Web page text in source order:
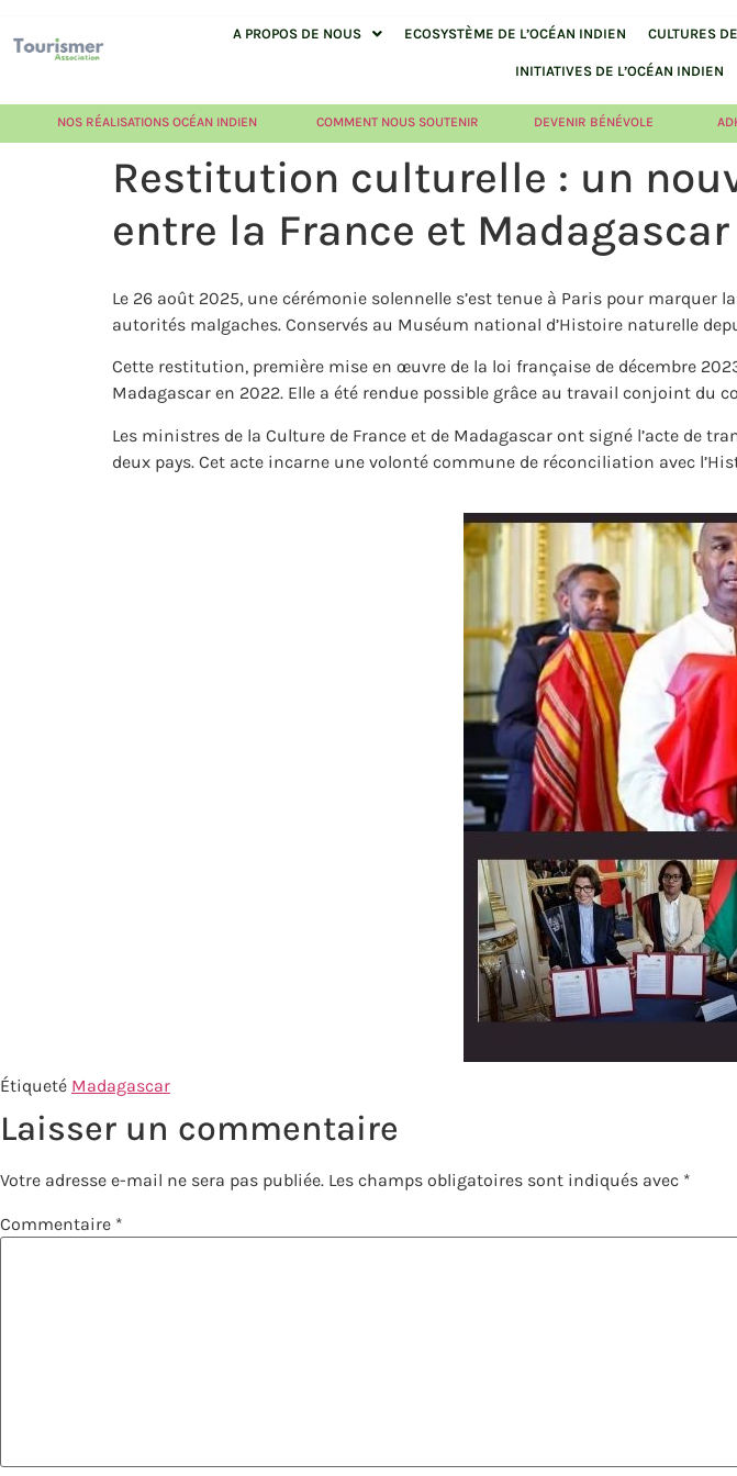
A PROPOS DE NOUS ECOSYSTÈME DE L’OCÉAN INDIEN CULTURES
INITIATIVES DE L’OCÉAN INDIEN
NOS RÉALISATIONS OCÉAN INDIEN COMMENT NOUS SOUTENIR DEVENIR BÉNÉVOLE
Restitution culturelle : un
entre la France et Madagascar
Le 26 août 2025, une cérémonie solennelle s’est tenue à Paris pour
autorités malgaches. Conservés au Muséum national d’Histoire naturelle
Cette restitution, première mise en œuvre de la loi française de décembre
Madagascar en 2022. Elle a été rendue possible grâce au travail conjoint du
Les ministres de la Culture de France et de Madagascar ont signé l’acte de
deux pays. Cet acte incarne une volonté commune de réconciliation avec
Étiqueté Madagascar
Laisser un commentaire
Votre adresse e-mail ne sera pas publiée. Les champs obligatoires sont indiqués avec *
Commentaire *